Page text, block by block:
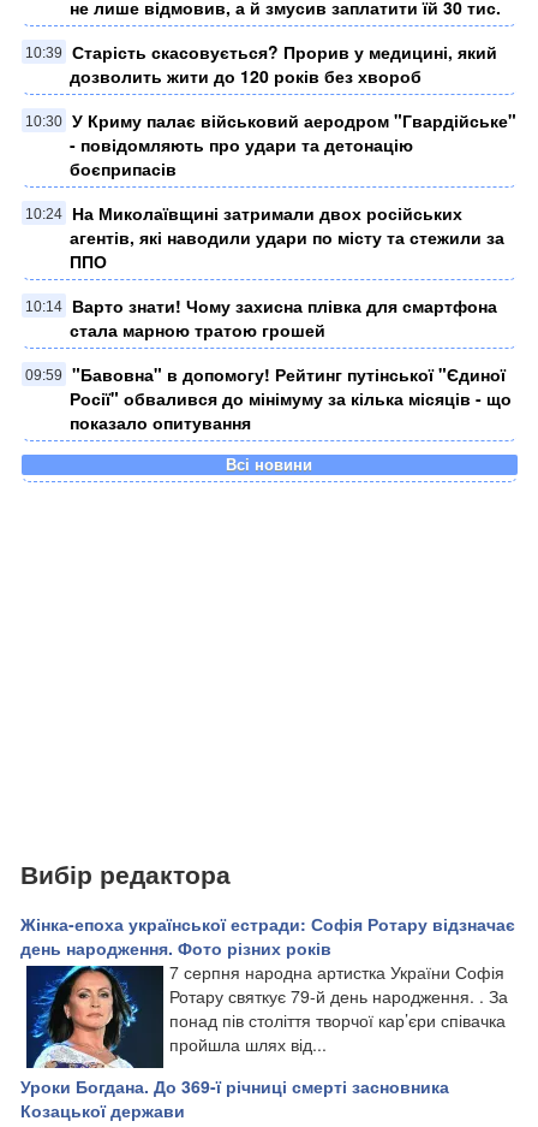
не лише відмовив, а й змусив заплатити їй 30 тис.
10:39
Старість скасовується? Прорив у медицині, який
дозволить жити до 120 років без хвороб
10:30
У Криму палає військовий аеродром "Гвардійське"
- повідомляють про удари та детонацію
боєприпасів
10:24
На Миколаївщині затримали двох російських
агентів, які наводили удари по місту та стежили за
ППО
10:14
Варто знати! Чому захисна плівка для смартфона
стала марною тратою грошей
09:59
"Бавовна" в допомогу! Рейтинг путінської "Єдиної
Росії" обвалився до мінімуму за кілька місяців - що
показало опитування
Всі новини
Вибір редактора
Жінка-епоха української естради: Софія Ротару відзначає
день народження. Фото різних років
7 серпня народна артистка України Софія
Ротару святкує 79-й день народження. . За
понад пів століття творчої кар’єри співачка
пройшла шлях від...
Уроки Богдана. До 369-ї річниці смерті засновника
Козацької держави